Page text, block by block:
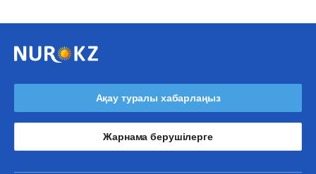
Ақау туралы хабарлаңыз
Жарнама берушілерге